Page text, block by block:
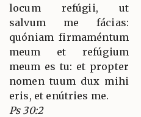
locum refúgii, ut
salvum me fácias:
quóniam firmaméntum
meum et refúgium
meum es tu: et propter
nomen tuum dux mihi
eris, et enútries me.
Ps 30:2